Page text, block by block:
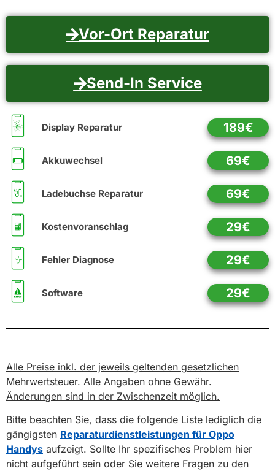
Vor-Ort Reparatur
Send-In Service
Display Reparatur 189€
Akkuwechsel 69€
Ladebuchse Reparatur 69€
Kostenvoranschlag 29€
Fehler Diagnose 29€
Software 29€
Alle Preise inkl. der jeweils geltenden gesetzlichen
Mehrwertsteuer. Alle Angaben ohne Gewähr.
Änderungen sind in der Zwischenzeit möglich.
Bitte beachten Sie, dass die folgende Liste lediglich die
gängigsten Reparaturdienstleistungen für Oppo
Handys aufzeigt. Sollte Ihr spezifisches Problem hier
nicht aufgeführt sein oder Sie weitere Fragen zu den